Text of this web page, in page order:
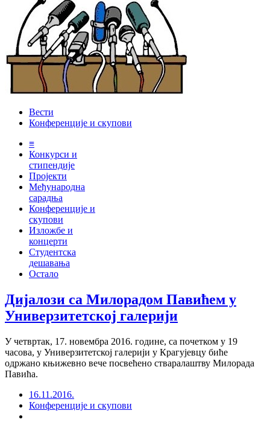
Вести
Конференције и скупови
≡
Конкурси и
стипендије
Пројекти
Међународна
сарадња
Конференције и
скупови
Изложбе и
концерти
Студентска
дешавања
Остало
Дијалози са Милорадом Павићем у
Универзитетској галерији
У четвртак, 17. новембра 2016. године, са почетком у 19
часова, у Универзитетској галерији у Крагујевцу биће
одржано књижевно вече посвећено стваралаштву Милорада
Павића.
16.11.2016.
Конференције и скупови